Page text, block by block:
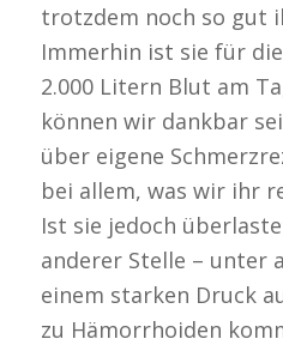
trotzdem noch so gut
Immerhin ist sie für
2.000 Litern Blut am
können wir dankbar
über eigene
bei allem, was wir ihr
Ist sie jedoch
anderer Stelle – unter
einem starken Druck
zu Hämorrhoiden